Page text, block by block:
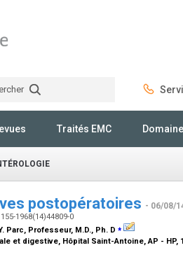
Traités EMC
postopératoires - 06/08/
1968(14)44809-0
Parc, Professeur, M.D., Ph. D ⁎
et digestive, Hôpital Saint-Antoine, AP - HP,